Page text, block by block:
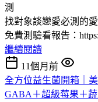
找對象談戀愛必測的
免費測驗看報告：
繼續閱讀
11個月前
全方位益生菌開箱｜
GABA＋超級莓果＋